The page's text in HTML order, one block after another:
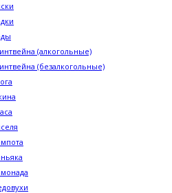
(алкогольные)
(безалкогольные)